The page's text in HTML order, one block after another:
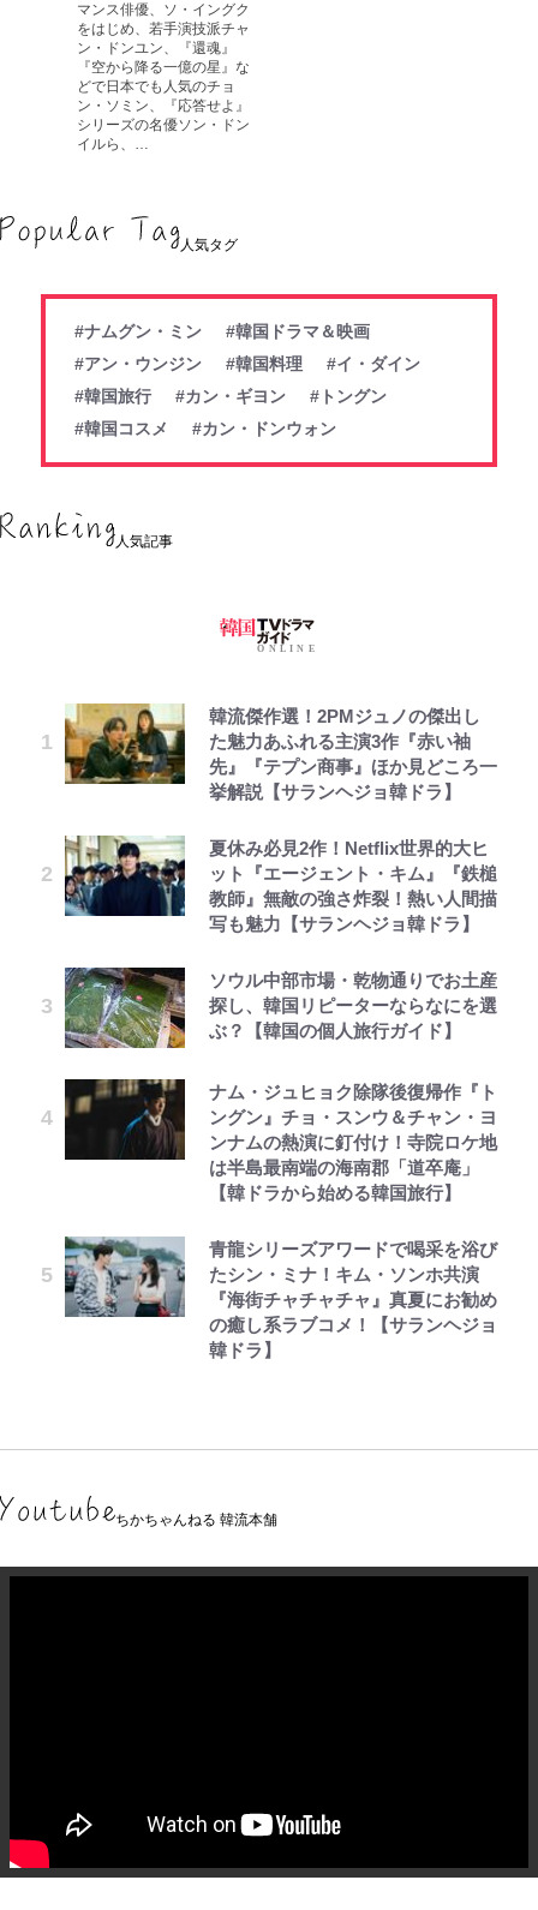
マンス俳優、ソ・イングク
をはじめ、若手演技派チャ
ン・ドンユン、『還魂』
『空から降る一億の星』な
どで日本でも人気のチョ
ン・ソミン、『応答せよ』
シリーズの名優ソン・ドン
イルら、…
人気タグ
#ナムグン・ミン
#韓国ドラマ＆映画
#アン・ウンジン
#韓国料理
#イ・ダイン
#韓国旅行
#カン・ギヨン
#トングン
#韓国コスメ
#カン・ドンウォン
人気記事
韓流傑作選！2PMジュノの傑出し
た魅力あふれる主演3作『赤い袖
先』『テプン商事』ほか見どころ一
挙解説【サランヘジョ韓ドラ】
夏休み必見2作！Netflix世界的大ヒ
ット『エージェント・キム』『鉄槌
教師』無敵の強さ炸裂！熱い人間描
写も魅力【サランヘジョ韓ドラ】
ソウル中部市場・乾物通りでお土産
探し、韓国リピーターならなにを選
ぶ？【韓国の個人旅行ガイド】
ナム・ジュヒョク除隊後復帰作『ト
ングン』チョ・スンウ＆チャン・ヨ
ンナムの熱演に釘付け！寺院ロケ地
は半島最南端の海南郡「道卒庵」
【韓ドラから始める韓国旅行】
青龍シリーズアワードで喝采を浴び
たシン・ミナ！キム・ソンホ共演
『海街チャチャチャ』真夏にお勧め
の癒し系ラブコメ！【サランヘジョ
韓ドラ】
ちかちゃんねる 韓流本舗